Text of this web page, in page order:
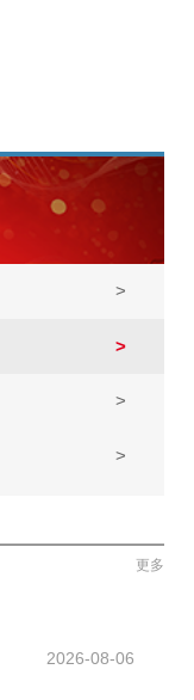
>
>
>
>
更多
2026-08-06